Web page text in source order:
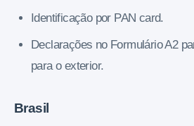
Identificação por PAN card.
Declarações no Formulário A2
para o exterior.
Brasil